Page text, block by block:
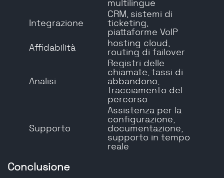
multilingue
Integrazione
CRM, sistemi di
ticketing,
piattaforme VoIP
Affidabilità
hosting cloud,
routing di failover
Analisi
Registri delle
chiamate, tassi di
abbandono,
tracciamento del
percorso
Supporto
Assistenza per la
configurazione,
documentazione,
supporto in tempo
reale
Conclusione